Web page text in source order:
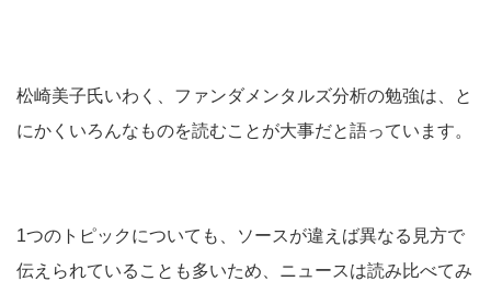
松崎美子氏いわく、ファンダメンタルズ分析の勉強は、と
にかくいろんなものを読むことが大事だと語っています。
1つのトピックについても、ソースが違えば異なる見方で
伝えられていることも多いため、ニュースは読み比べてみ